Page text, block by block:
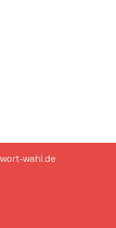
Kirche
wahl.de